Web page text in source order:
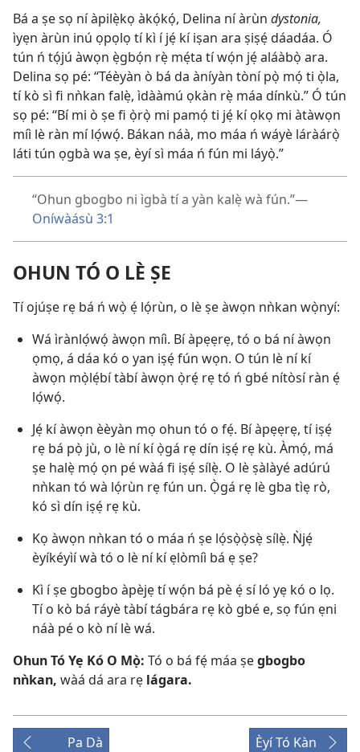
Bá a ṣe sọ ní àpilẹ̀kọ àkọ́kọ́, Delina ní àrùn dystonia,
ìyẹn àrùn inú ọpọlọ tí kì í jẹ́ kí iṣan ara ṣiṣẹ́ dáadáa. Ó
tún ń tọ́jú àwọn ẹ̀gbọ́n rẹ̀ mẹ́ta tí wọ́n jẹ́ aláàbọ̀ ara.
Delina sọ pé: “Téèyàn ò bá da àníyàn tòní pọ̀ mọ́ ti ọ̀la,
tí kò sì fi nǹkan falẹ̀, ìdààmú ọkàn rẹ̀ máa dínkù.” Ó tún
sọ pé: “Bí mi ò ṣe fi ọ̀rọ̀ mi pamọ́ ti jẹ́ kí ọkọ mi àtàwọn
míì lè ràn mí lọ́wọ́. Bákan náà, mo máa ń wáyè láràárọ̀
láti tún ọgbà wa ṣe, èyí sì máa ń fún mi láyọ̀.”
“Ohun gbogbo ni ìgbà tí a yàn kalẹ̀ wà fún.”​—
Oníwàásù 3:1
OHUN TÓ O LÈ ṢE
Tí ojúṣe rẹ bá ń wọ̀ ẹ́ lọ́rùn, o lè ṣe àwọn nǹkan wọ̀nyí:
Wá ìrànlọ́wọ́ àwọn míì. Bí àpẹẹrẹ, tó o bá ní àwọn
ọmọ, á dáa kó o yan iṣẹ́ fún wọn. O tún lè ní kí
àwọn mọ̀lẹ́bí tàbí àwọn ọ̀rẹ́ rẹ tó ń gbé nítòsí ràn ẹ́
lọ́wọ́.
Jẹ́ kí àwọn èèyàn mọ ohun tó o fẹ́. Bí àpẹẹrẹ, tí iṣẹ́
rẹ bá pọ̀ jù, o lè ní kí ọ̀gá rẹ dín iṣẹ́ rẹ kù. Àmọ́, má
ṣe halẹ̀ mọ́ ọn pé wàá fi iṣẹ́ sílẹ̀. O lè ṣàlàyé adúrú
nǹkan tó wà lọ́rùn rẹ fún un. Ọ̀gá rẹ lè gba tìẹ rò,
kó sì dín iṣẹ́ rẹ kù.
Kọ àwọn nǹkan tó o máa ń ṣe lọ́sọ̀ọ̀sẹ̀ sílẹ̀. Ǹjẹ́
èyíkéyìí wà tó o lè ní kí ẹlòmíì bá ẹ ṣe?
Kì í ṣe gbogbo àpèjẹ tí wọ́n bá pè ẹ́ sí ló yẹ kó o lọ.
Tí o kò bá ráyè tàbí tágbára rẹ kò gbé e, sọ fún ẹni
náà pé o kò ní lè wá.
Ohun Tó Yẹ Kó O Mọ̀: Tó o bá fẹ́ máa ṣegbogbo
nǹkan, wàá dá ara rẹ lágara.
Pa Dà Èyí Tó Kàn